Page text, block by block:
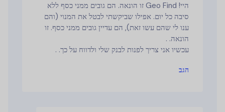
היי! Geo Find זו הונאה. הם גובים ממני כסף ללא
סיבה כל יום. אפילו שביקשתי לבטל את המנוי (והם
ענו לי שהם עשו זאת), הם עדיין גובים ממני כסף. זו
הונאה. .
עכשיו אני צריך לפנות לבנק שלי ולדווח על כך. .
הגב